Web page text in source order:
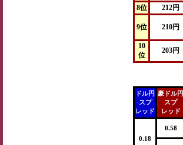
8位
212円
9位 210円
10
位
203円
ドル円
スプ
レッド
豪ドル円
スプ
レッド
0.18
0.58